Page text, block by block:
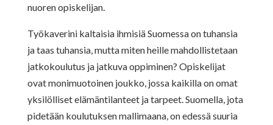
nuoren opiskelijan.
Työkaverini kaltaisia ihmisiä Suomessa on tuhansia
ja taas tuhansia, mutta miten heille mahdollistetaan
jatkokoulutus ja jatkuva oppiminen? Opiskelijat
ovat monimuotoinen joukko, jossa kaikilla on omat
yksilölliset elämäntilanteet ja tarpeet. Suomella, jota
pidetään koulutuksen mallimaana, on edessä suuria